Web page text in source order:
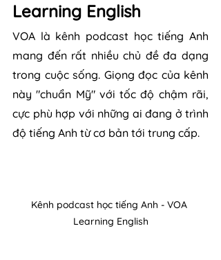
Learning English
VOA là kênh podcast học tiếng Anh
mang đến rất nhiều chủ đề đa dạng
trong cuộc sống. Giọng đọc của kênh
này "chuẩn Mỹ" với tốc độ chậm rãi,
cực phù hợp với những ai đang ở trình
độ tiếng Anh từ cơ bản tới trung cấp.
Kênh podcast học tiếng Anh - VOA
Learning English